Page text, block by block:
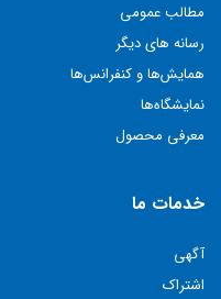
مطالب عمومی
رسانه های دیگر
همايش‌ها و كنفرانس‌ها
نمايشگاه‌ها
معرفی محصول
خدمات ما
آگهی
اشتراک